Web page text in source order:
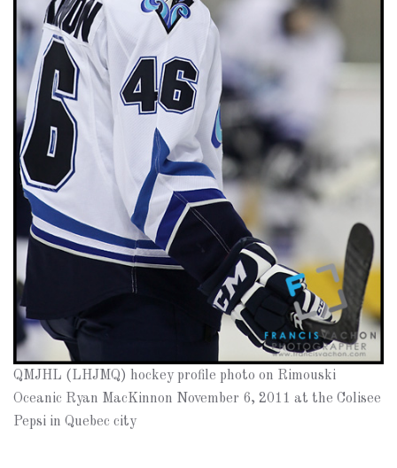
QMJHL (LHJMQ) hockey profile photo on Rimouski
Oceanic Ryan MacKinnon November 6, 2011 at the Colisee
Pepsi in Quebec city